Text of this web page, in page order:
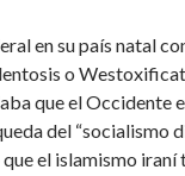
en su país natal
o
que el Occidente
del “socialismo
el islamismo iraní